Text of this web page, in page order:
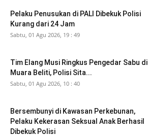
Pelaku Penusukan di PALI Dibekuk Polisi
Kurang dari 24 Jam
Sabtu, 01 Agu 2026, 19 : 49
Tim Elang Musi Ringkus Pengedar Sabu di
Muara Beliti, Polisi Sita...
Sabtu, 01 Agu 2026, 10 : 40
Bersembunyi di Kawasan Perkebunan,
Pelaku Kekerasan Seksual Anak Berhasil
Dibekuk Polisi